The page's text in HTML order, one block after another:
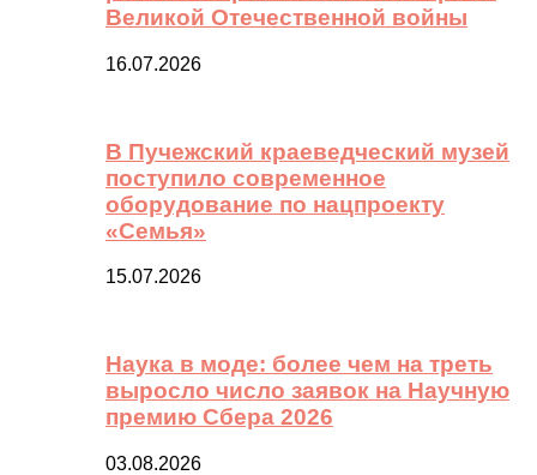
Великой Отечественной войны
16.07.2026
В Пучежский краеведческий музей
поступило современное
оборудование по нацпроекту
«Семья»
15.07.2026
Наука в моде: более чем на треть
выросло число заявок на Научную
премию Сбера 2026
03.08.2026